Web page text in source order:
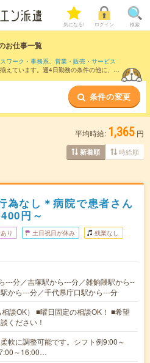
気になる! ログイン 検索
お仕事一覧
ワーク・事務系、 営業・販売・サービス
えています。週4日勤務の条件の他に、 交
条件の変更
平均時給: 1,365 円
新着順 時給順
為なし＊病院で患者さん
円～
り 土日祝日が休み 残業なし
---分／吉塚駅から---分／雑餉隈駅から--
から---分／千代県庁口駅から---分
談OK） ■曜日固定の相談OK！ ■希望
ください！
軟に調整可能です。シフト例9:00～
～16:00…